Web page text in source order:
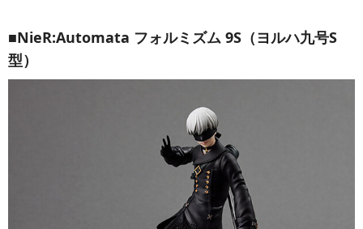
■NieR:Automata フォルミズム 9S（ヨルハ九号S
型）